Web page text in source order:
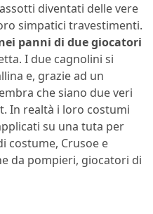
diventati delle vere
simpatici travestimenti.
panni di due giocatori
I due cagnolini si
e, grazie ad un
che siano due veri
In realtà i loro costumi
su una tuta per
costume, Crusoe e
da pompieri, giocatori di